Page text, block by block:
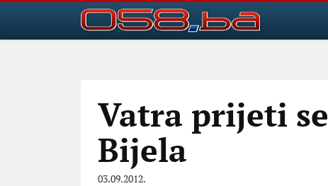
Vatra prijeti
Bijela
03.09.2012.